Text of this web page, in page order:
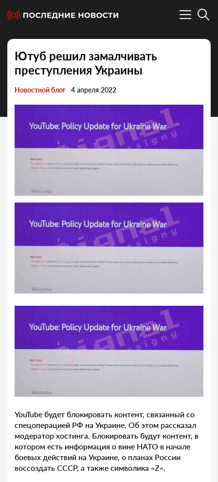
Ютуб решил замалчивать
преступления Украины
Новостной блог 4 апреля 2022
YouTube будет блокировать контент, связанный со
спецоперацией РФ на Украине. Об этом рассказал
модератор хостинга. Блокировать будут контент, в
котором есть информация о вине НАТО в начале
боевых действий на Украине, о планах России
воссоздать СССР, а также символика «Z».